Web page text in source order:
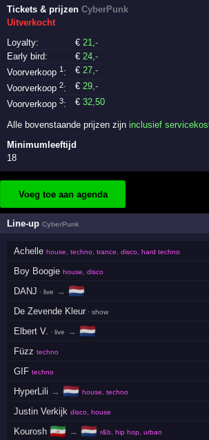
Tickets & prijzenCyberPunk
Uitverkocht
Loyalty:
€21,-
Early bird:
€24,-
Voorverkoop1 : €27,-
Voorverkoop2: €29,-
Voorverkoop3: €32,50
Alle bovenstaande prijzen zijninclusief
Minimumleeftijd
18
Voeg toe aan agenda
Line-upCyberPunk
Achelle house, techno, trance, disco, hard techno
Boy Boogie house, disco
DANJ · live → 🇳🇱
De Zevende Kleur · show
Elbert V. · live → 🇳🇱
Füzz techno
GIF techno
HyperLili → 🇳🇱 house, techno
Justin Verkijk disco, house
Kourosh 🇮🇷 → 🇳🇱 r&b, hip hop, urban